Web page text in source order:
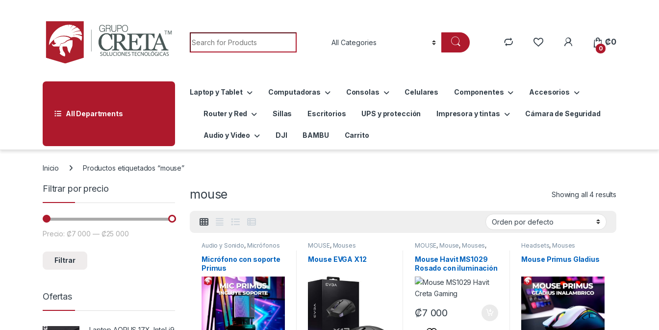
Search for:
0
₡0
All Departments
Laptop y Tablet Computadoras Consolas Celulares Componentes Accesorios
Router y Red Sillas Escritorios UPS y protección Impresora y tintas Cámara de Seguridad
Audio y Video DJI BAMBU Carrito
Inicio Productos etiquetados “mouse”
mouse Showing all 4 results
Audio y Sonido, Micrófonos
Micrófono con soporte
Primus
MOUSE, Mouses
Mouse EVGA X12
MOUSE, Mouse, Mouses,
Periféricos
Mouse Havit MS1029
Rosado con iluminación
₡7 000
Headsets, Mouses
Mouse Primus Gladius
Filtrar por precio
Precio mínimo
Precio máximo
Filtrar
Precio: ₡7 000 — ₡25 000
Ofertas